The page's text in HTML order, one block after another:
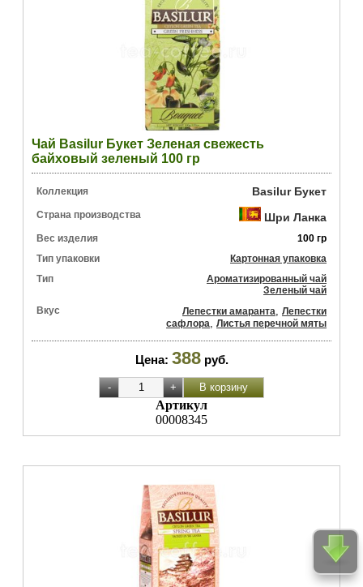
Чай Basilur Букет Зеленая свежесть
байховый зеленый 100 гр
Коллекция Basilur Букет
Страна производства Шри Ланка
Вес изделия
100 гр
Тип упаковки
Картонная упаковка
Тип
Ароматизированный чай
Зеленый чай
Вкус
Лепестки амаранта Лепестки
сафлора Листья перечной мяты
Цена: 388 руб.
Артикул
00008345